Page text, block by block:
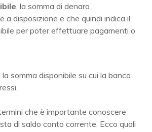
, la somma di denaro
disposizione e che quindi indica il
per poter effettuare pagamenti o
, la somma disponibile su cui la banca
che è importante conoscere
di saldo conto corrente. Ecco quali